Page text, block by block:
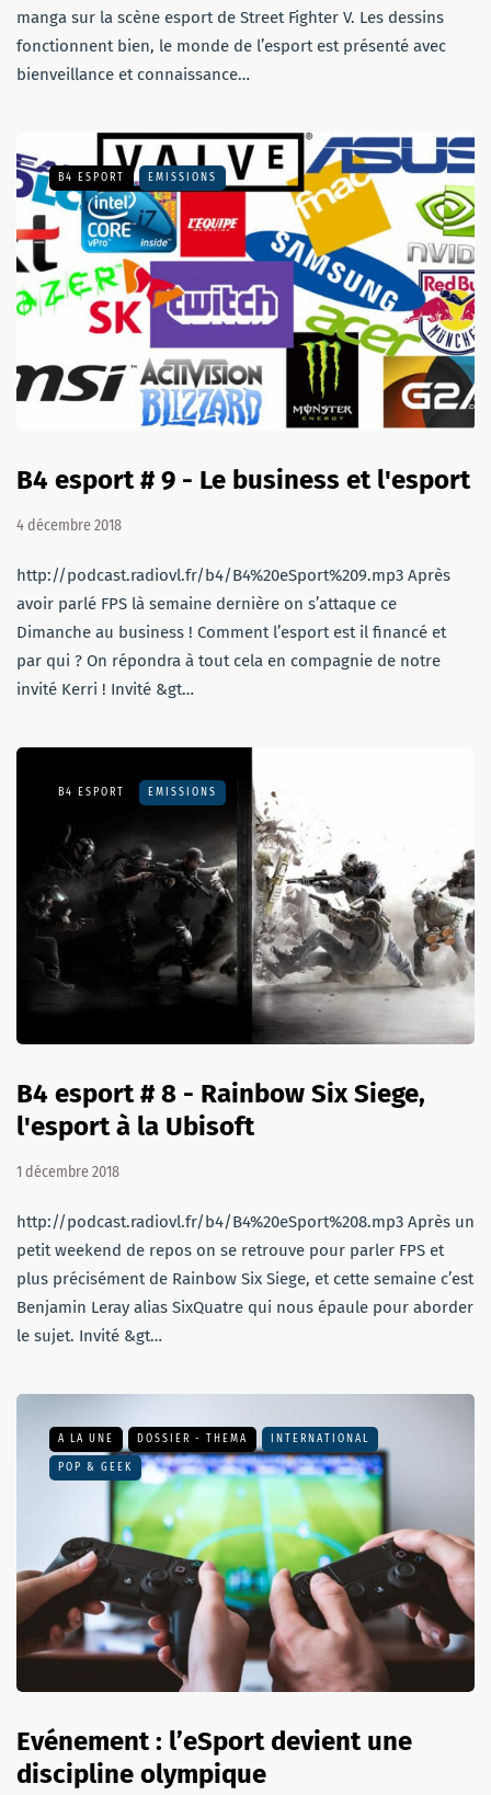
manga sur la scène esport de Street Fighter V. Les dessins
fonctionnent bien, le monde de l’esport est présenté avec
bienveillance et connaissance…
B4 ESPORT EMISSIONS
B4 esport # 9 - Le business et l'esport
4 décembre 2018
http://podcast.radiovl.fr/b4/B4%20eSport%209.mp3 Après
avoir parlé FPS là semaine dernière on s’attaque ce
Dimanche au business ! Comment l’esport est il financé et
par qui ? On répondra à tout cela en compagnie de notre
invité Kerri ! Invité &gt…
B4 ESPORT EMISSIONS
B4 esport # 8 - Rainbow Six Siege,
l'esport à la Ubisoft
1 décembre 2018
http://podcast.radiovl.fr/b4/B4%20eSport%208.mp3 Après un
petit weekend de repos on se retrouve pour parler FPS et
plus précisément de Rainbow Six Siege, et cette semaine c’est
Benjamin Leray alias SixQuatre qui nous épaule pour aborder
le sujet. Invité &gt…
A LA UNE DOSSIER - THEMA INTERNATIONAL
POP & GEEK
Evénement : l’eSport devient une
discipline olympique